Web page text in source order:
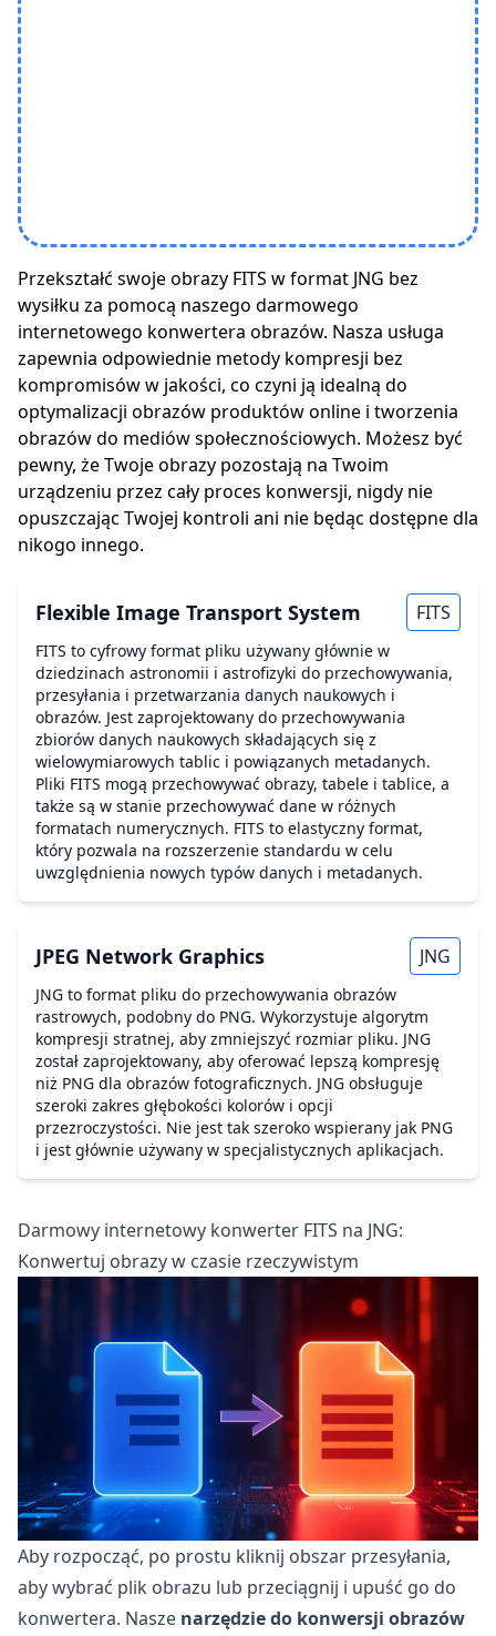
Przekształć swoje obrazy FITS w format JNG bez
wysiłku za pomocą naszego darmowego
internetowego konwertera obrazów. Nasza usługa
zapewnia odpowiednie metody kompresji bez
kompromisów w jakości, co czyni ją idealną do
optymalizacji obrazów produktów online i tworzenia
obrazów do mediów społecznościowych. Możesz być
pewny, że Twoje obrazy pozostają na Twoim
urządzeniu przez cały proces konwersji, nigdy nie
opuszczając Twojej kontroli ani nie będąc dostępne dla
nikogo innego.
Flexible Image Transport System FITS
FITS to cyfrowy format pliku używany głównie w
dziedzinach astronomii i astrofizyki do przechowywania,
przesyłania i przetwarzania danych naukowych i
obrazów. Jest zaprojektowany do przechowywania
zbiorów danych naukowych składających się z
wielowymiarowych tablic i powiązanych metadanych.
Pliki FITS mogą przechowywać obrazy, tabele i tablice, a
także są w stanie przechowywać dane w różnych
formatach numerycznych. FITS to elastyczny format,
który pozwala na rozszerzenie standardu w celu
uwzględnienia nowych typów danych i metadanych.
JPEG Network Graphics JNG
JNG to format pliku do przechowywania obrazów
rastrowych, podobny do PNG. Wykorzystuje algorytm
kompresji stratnej, aby zmniejszyć rozmiar pliku. JNG
został zaprojektowany, aby oferować lepszą kompresję
niż PNG dla obrazów fotograficznych. JNG obsługuje
szeroki zakres głębokości kolorów i opcji
przezroczystości. Nie jest tak szeroko wspierany jak PNG
i jest głównie używany w specjalistycznych aplikacjach.
Darmowy internetowy konwerter FITS na JNG:
Konwertuj obrazy w czasie rzeczywistym
Aby rozpocząć, po prostu kliknij obszar przesyłania,
aby wybrać plik obrazu lub przeciągnij i upuść go do
konwertera. Nasze narzędzie do konwersji obrazów